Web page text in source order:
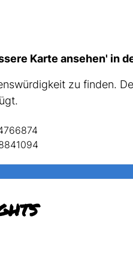
Karte ansehen' in
zu finden.